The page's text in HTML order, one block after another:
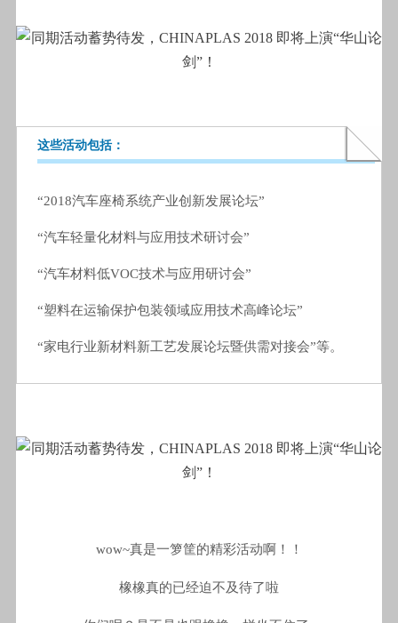
这些活动包括：
“2018汽车座椅系统产业创新发展论坛”
“汽车轻量化材料与应用技术研讨会”
“汽车材料低VOC技术与应用研讨会”
“塑料在运输保护包装领域应用技术高峰论坛”
“家电行业新材料新工艺发展论坛暨供需对接会”等。
wow~真是一箩筐的精彩活动啊！！
橡橡真的已经迫不及待了啦